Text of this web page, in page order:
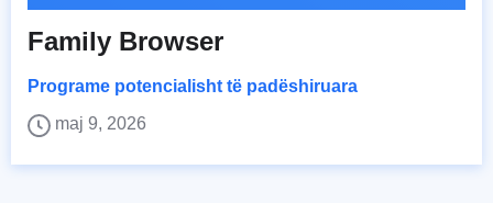
Family Browser
Programe potencialisht të padëshiruara
maj 9, 2026